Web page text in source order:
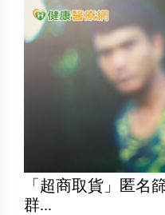
「超商取貨」匿
群...